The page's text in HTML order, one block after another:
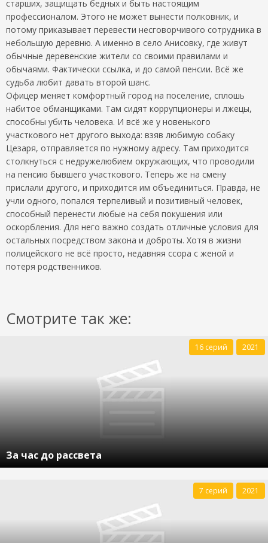
старших, защищать бедных и быть настоящим
профессионалом. Этого не может вынести полковник, и
потому приказывает перевести несговорчивого сотрудника в
небольшую деревню. А именно в село Анисовку, где живут
обычные деревенские жители со своими правилами и
обычаями. Фактически ссылка, и до самой пенсии. Всё же
судьба любит давать второй шанс.
Офицер меняет комфортный город на поселение, сплошь
набитое обманщиками. Там сидят коррупционеры и лжецы,
способны убить человека. И всё же у новенького
участкового нет другого выхода: взяв любимую собаку
Цезаря, отправляется по нужному адресу. Там приходится
столкнуться с недружелюбием окружающих, что проводили
на пенсию бывшего участкового. Теперь же на смену
прислали другого, и приходится им объединиться. Правда, не
учли одного, попался терпеливый и позитивный человек,
способный перенести любые на себя покушения или
оскорбления. Для него важно создать отличные условия для
остальных посредством закона и доброты. Хотя в жизни
полицейского не всё просто, недавняя ссора с женой и
потеря родственников.
Смотрите так же:
За час до рассвета
16 серий 2021
7 серий 2021